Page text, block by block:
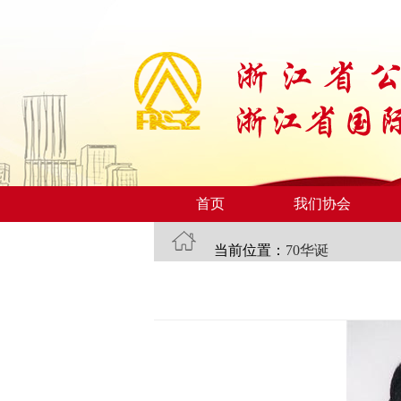
首页 我们协会
当前位置： 70华诞